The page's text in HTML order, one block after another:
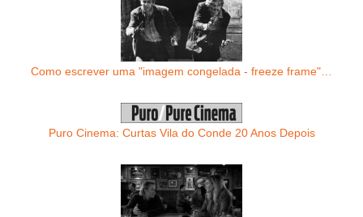
Como escrever uma "imagem congelada - freeze frame"…
Puro Cinema: Curtas Vila do Conde 20 Anos Depois